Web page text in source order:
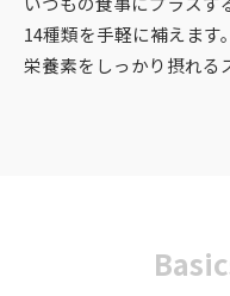
14種類を手軽に補えます
栄養素をしっかり摂れる